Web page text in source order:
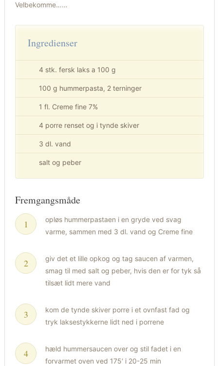
Velbekomme……
Ingredienser
4 stk. fersk laks a 100 g
100 g hummerpasta, 2 terninger
1 fl. Creme fine 7%
4 porre renset og i tynde skiver
3 dl. vand
salt og peber
Fremgangsmåde
opløs hummerpastaen i en gryde ved svag
varme, sammen med 3 dl. vand og Creme fine
giv det et lille opkog og tag saucen af varmen,
smag til med salt og peber, hvis den er for tyk så
tilsæt lidt mere vand
kom de tynde skiver porre i et ovnfast fad og
tryk laksestykkerne lidt ned i porrene
hæld hummersaucen over og stil fadet i en
forvarmet oven ved 175′ i 20-25 min